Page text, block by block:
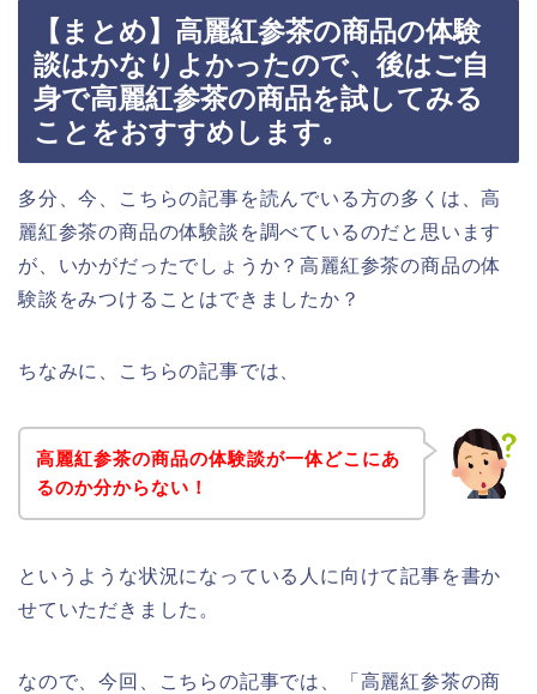
【まとめ】高麗紅参茶の商品の体験
談はかなりよかったので、後はご自
身で高麗紅参茶の商品を試してみる
ことをおすすめします。
多分、今、こちらの記事を読んでいる方の多くは、高
麗紅参茶の商品の体験談を調べているのだと思います
が、いかがだったでしょうか？高麗紅参茶の商品の体
験談をみつけることはできましたか？
ちなみに、こちらの記事では、
高麗紅参茶の商品の体験談が一体どこにあ
るのか分からない！
というような状況になっている人に向けて記事を書か
せていただきました。
なので、今回、こちらの記事では、「高麗紅参茶の商